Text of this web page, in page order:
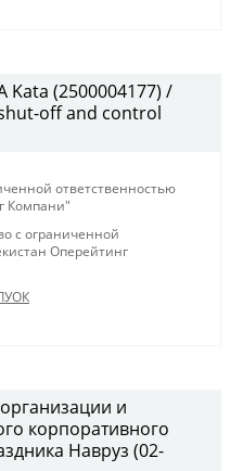
Kata (2500004177) /
off and control
ответственностью
Компани"
с ограниченной
Оперейтинг
и
корпоративного
Навруз (02-